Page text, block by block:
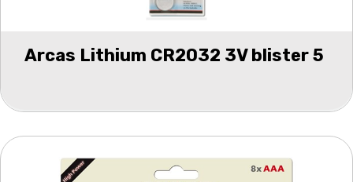
Arcas Lithium CR2032 3V blister 5